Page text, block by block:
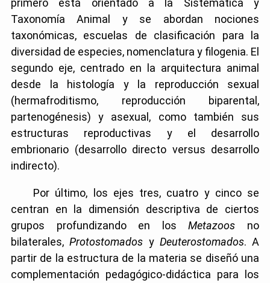
primero está orientado a la Sistemática y
Taxonomía Animal y se abordan nociones
taxonómicas, escuelas de clasificación para la
diversidad de especies, nomenclatura y filogenia. El
segundo eje, centrado en la arquitectura animal
desde la histología y la reproducción sexual
(hermafroditismo, reproducción biparental,
partenogénesis) y asexual, como también sus
estructuras reproductivas y el desarrollo
embrionario (desarrollo directo versus desarrollo
indirecto).
Por último, los ejes tres, cuatro y cinco se
centran en la dimensión descriptiva de ciertos
grupos profundizando en losMetazoos no
bilaterales,Protostomados y Deuterostomados. A
partir de la estructura de la materia se diseñó una
complementación pedagógico-didáctica para los